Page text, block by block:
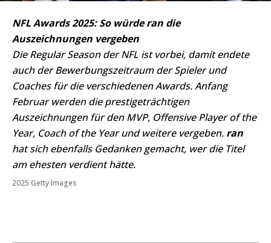
NFL Awards 2025: So würde ran die
Auszeichnungen vergeben
Die Regular Season der NFL ist vorbei, damit endete
auch der Bewerbungszeitraum der Spieler und
Coaches für die verschiedenen Awards. Anfang
Februar werden die prestigeträchtigen
Auszeichnungen für den MVP, Offensive Player of the
Year, Coach of the Year und weitere vergeben. ran
hat sich ebenfalls Gedanken gemacht, wer die Titel
am ehesten verdient hätte.
2025 Getty Images